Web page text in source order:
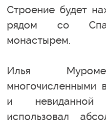
Строение будет
рядом со
монастырем.
Илья
многочисленными
и невиданной
использовал